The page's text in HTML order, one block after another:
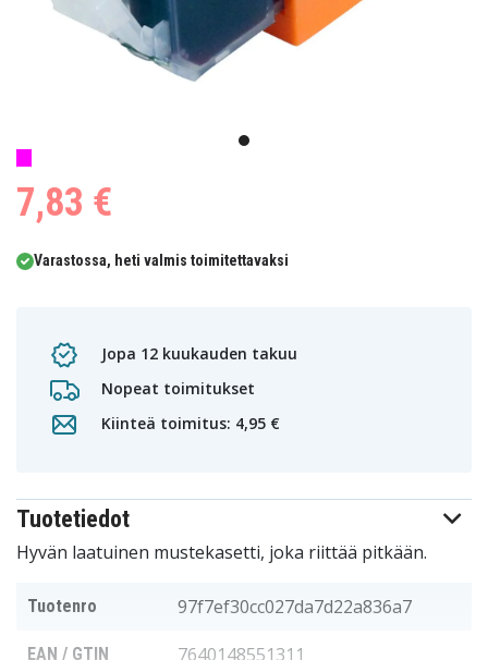
item
of
1
7,83 €
Varastossa, heti valmis toimitettavaksi
Jopa 12 kuukauden takuu
Nopeat toimitukset
Kiinteä toimitus: 4,95 €
Tuotetiedot
Hyvän laatuinen mustekasetti, joka riittää pitkään.
Tuotenro 97f7ef30cc027da7d22a836a7
EAN / GTIN 7640148551311